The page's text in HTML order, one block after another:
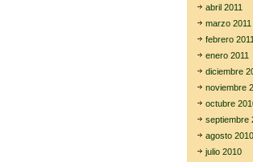
abril 2011
marzo 2011
febrero 2011
enero 2011
diciembre
noviembre
octubre
septiembre
agosto 2010
julio 2010